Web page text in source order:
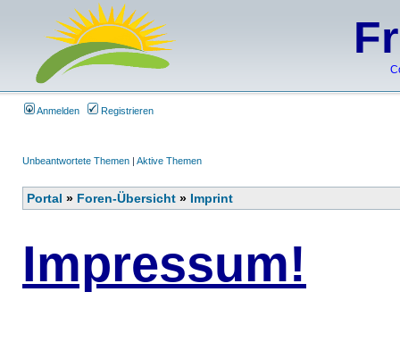
Anmelden Registrieren
Unbeantwortete Themen | Aktive Themen
Portal » Foren-Übersicht » Imprint
Impressum!